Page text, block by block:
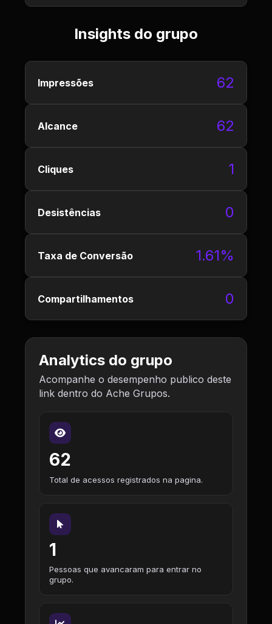
Insights do grupo
Impressões 62
Alcance 62
Cliques 1
Desistências 0
Taxa de Conversão 1.61%
Compartilhamentos 0
Analytics do grupo
Acompanhe o desempenho publico deste
link dentro do Ache Grupos.
62
Total de acessos registrados na pagina.
1
Pessoas que avancaram para entrar no
grupo.